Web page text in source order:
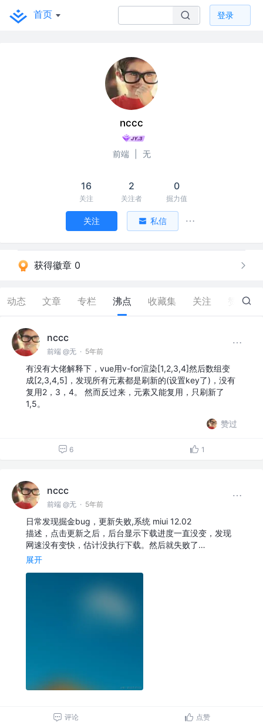
首页 登录
nccc
前端 无
16
关注
2
关注者
0
掘力值
关注 私信
获得徽章 0
动态 文章 专栏 沸点 收藏集 关注 33
nccc
前端 @无 · 5年前
有没有大佬解释下，vue用v-for渲染[1,2,3,4]然后数组变
成[2,3,4,5]，发现所有元素都是刷新的(设置key了)，没有
复用2，3，4。 然而反过来，元素又能复用，只刷新了
1,5。
赞过
6 1
nccc
前端 @无 · 5年前
日常发现掘金bug，更新失败,系统 miui 12.02
描述，点击更新之后，后台显示下载进度一直没变，发现
网速没有变快，估计没执行下载。然后就失败了…
展开
评论 点赞